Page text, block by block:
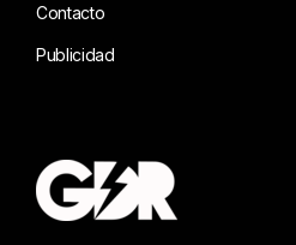
Contacto
Publicidad